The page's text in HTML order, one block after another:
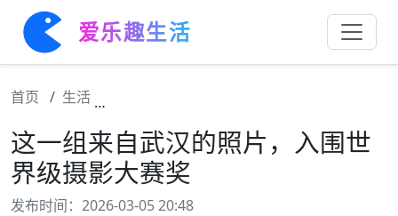
爱乐趣生活
首页 生活
这一组来自武汉的照片，入围世
界级摄影大赛奖
发布时间：2026-03-05 20:48